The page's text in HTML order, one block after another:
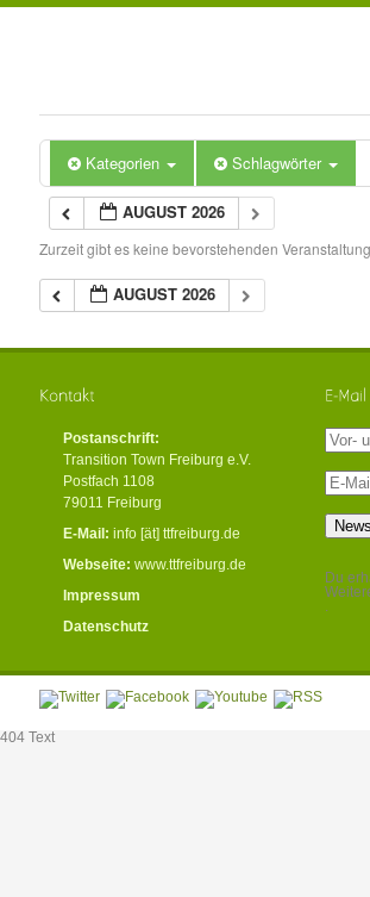
Kategorien Schlagwörter
AUGUST 2026
Zurzeit gibt es keine bevorstehenden
AUGUST 2026
Postanschrift:
Transition Town Freiburg e.V.
Postfach 1108
79011 Freiburg
E-Mail: info [ät] ttfreiburg.de
Webseite: www.ttfreiburg.de
Impressum
Datenschutz
Du
.
404 Text